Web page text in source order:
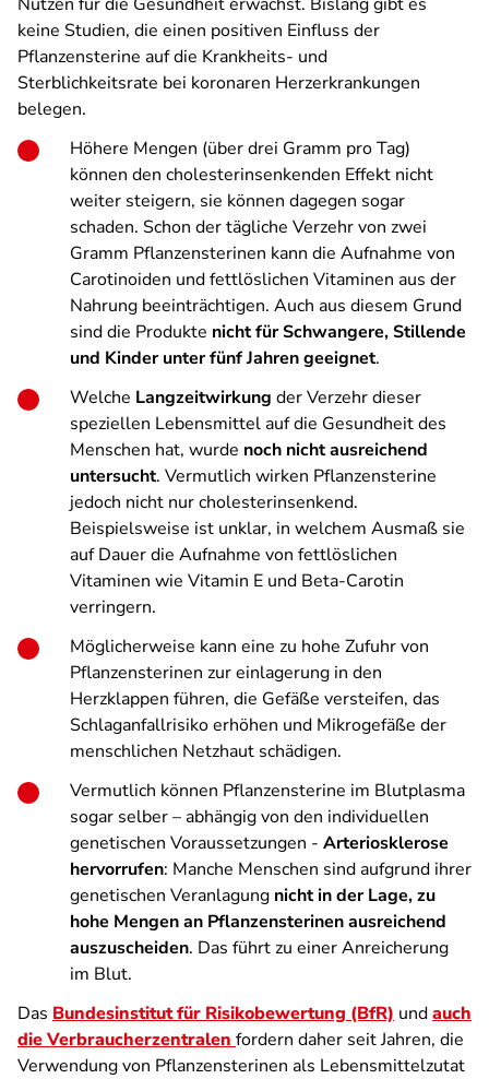
keine Studien, die einen positiven Einfluss der
Pflanzensterine auf die Krankheits- und
Sterblichkeitsrate bei koronaren Herzerkrankungen
belegen.
Höhere Mengen (über drei Gramm pro Tag)
können den cholesterinsenkenden Effekt nicht
weiter steigern, sie können dagegen sogar
schaden. Schon der tägliche Verzehr von zwei
Gramm Pflanzensterinen kann die Aufnahme von
Carotinoiden und fettlöslichen Vitaminen aus der
Nahrung beeinträchtigen. Auch aus diesem Grund
sind die Produkte nicht für Schwangere, Stillende
und Kinder unter fünf Jahren geeignet.
Welche Langzeitwirkung der Verzehr dieser
speziellen Lebensmittel auf die Gesundheit des
Menschen hat, wurde noch nicht ausreichend
untersucht. Vermutlich wirken Pflanzensterine
jedoch nicht nur cholesterinsenkend.
Beispielsweise ist unklar, in welchem Ausmaß sie
auf Dauer die Aufnahme von fettlöslichen
Vitaminen wie Vitamin E und Beta-Carotin
verringern.
Möglicherweise kann eine zu hohe Zufuhr von
Pflanzensterinen zur einlagerung in den
Herzklappen führen, die Gefäße versteifen, das
Schlaganfallrisiko erhöhen und Mikrogefäße der
menschlichen Netzhaut schädigen.
Vermutlich können Pflanzensterine im Blutplasma
sogar selber – abhängig von den individuellen
genetischen Voraussetzungen - Arteriosklerose
hervorrufen: Manche Menschen sind aufgrund ihrer
genetischen Veranlagung nicht in der Lage, zu
hohe Mengen an Pflanzensterinen ausreichend
auszuscheiden. Das führt zu einer Anreicherung
im Blut.
Das Bundesinstitut für Risikobewertung (BfR) undauch
die Verbraucherzentralen fordern daher seit Jahren, die
Verwendung von Pflanzensterinen als Lebensmittelzutat